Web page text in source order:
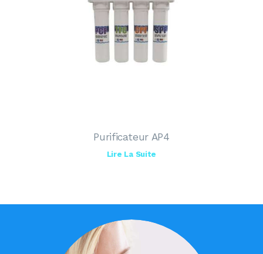
Purificateur AP4
Lire La Suite